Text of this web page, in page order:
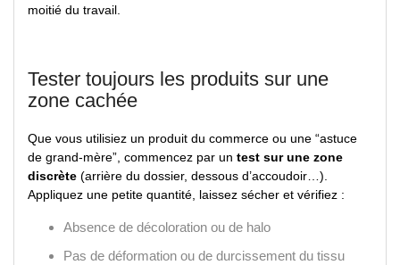
moitié du travail.
Tester toujours les produits sur une
zone cachée
Que vous utilisiez un produit du commerce ou une “astuce
de grand-mère”, commencez par un test sur une zone
discrète (arrière du dossier, dessous d’accoudoir…).
Appliquez une petite quantité, laissez sécher et vérifiez :
Absence de décoloration ou de halo
Pas de déformation ou de durcissement du tissu